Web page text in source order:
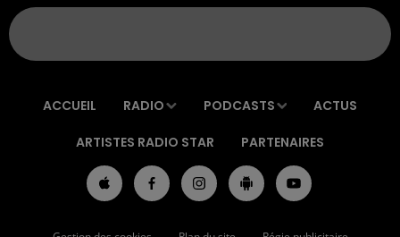
ACCUEIL RADIO PODCASTS ACTUS
ARTISTES RADIO STAR PARTENAIRES